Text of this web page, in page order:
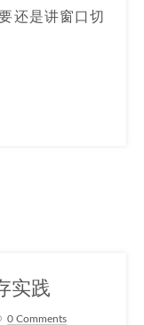
还是讲窗口切
实践
0 Comments